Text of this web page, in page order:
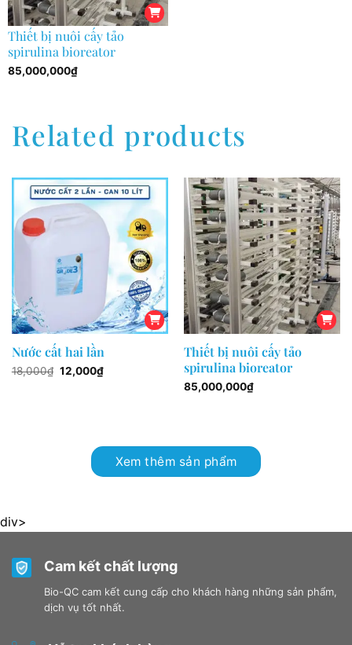
Thiết bị nuôi cấy tảo
spirulina bioreator
85,000,000₫
Related products
Nước cất hai lần
18,000₫ Original
price
12,000₫Current
price
Thiết bị nuôi cấy tảo
spirulina bioreator
85,000,000₫
Xem thêm sản phẩm
div>
Cam kết chất lượng
Bio-QC cam kết cung cấp cho khách hàng những sản phẩm,
dịch vụ tốt nhất.